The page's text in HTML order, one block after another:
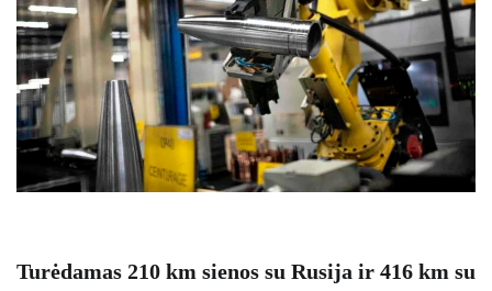
Turėdamas 210 km sienos su Rusija ir 416 km su